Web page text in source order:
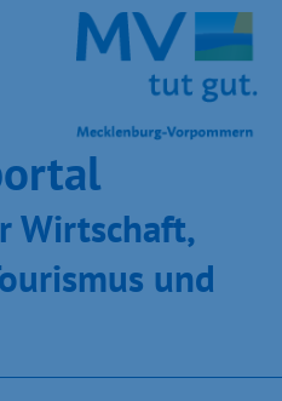
Wirt­schaft,
und